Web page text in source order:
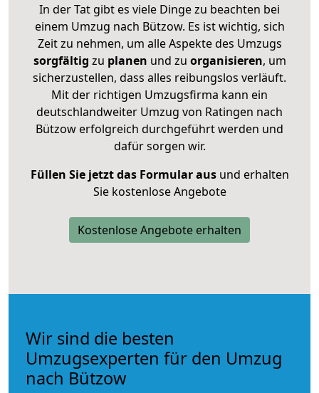
In der Tat gibt es viele Dinge zu beachten bei
einem Umzug nach Bützow. Es ist wichtig, sich
Zeit zu nehmen, um alle Aspekte des Umzugs
sorgfältig zu planen und zu organisieren, um
sicherzustellen, dass alles reibungslos verläuft.
Mit der richtigen Umzugsfirma kann ein
deutschlandweiter Umzug von Ratingen nach
Bützow erfolgreich durchgeführt werden und
dafür sorgen wir.
Füllen Sie jetzt das Formular ausund erhalten
Sie kostenlose Angebote
Kostenlose Angebote erhalten
Wir sind die besten
Umzugsexperten für den Umzug
nach Bützow